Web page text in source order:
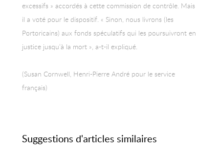
excessifs » accordés à cette commission de contrôle. Mais
il a voté pour le dispositif. « Sinon, nous livrons (les
Portoricains) aux fonds spéculatifs qui les poursuivront en
justice jusqu’à la mort », a-t-il expliqué.
(Susan Cornwell, Henri-Pierre André pour le service
français)
Suggestions d'articles similaires